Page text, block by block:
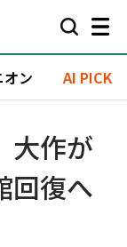
オン AI PICK
大作が
回復へ